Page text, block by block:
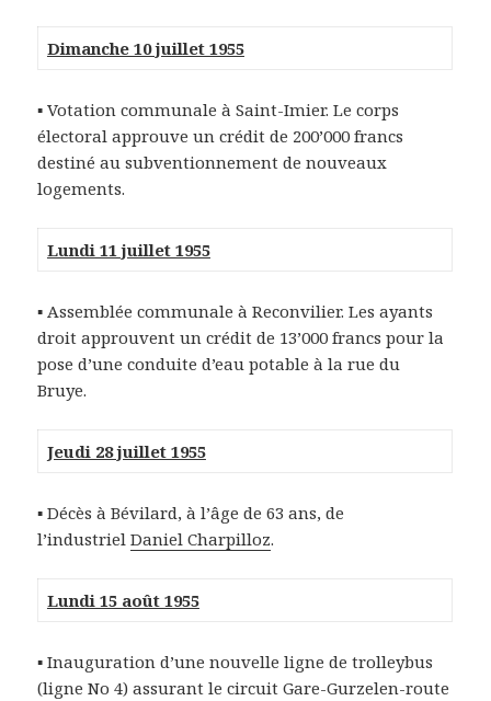
Dimanche 10 juillet 1955
▪ Votation communale à Saint-Imier. Le corps
électoral approuve un crédit de 200’000 francs
destiné au subventionnement de nouveaux
logements.
Lundi 11 juillet 1955
▪ Assemblée communale à Reconvilier. Les ayants
droit approuvent un crédit de 13’000 francs pour la
pose d’une conduite d’eau potable à la rue du
Bruye.
Jeudi 28 juillet 1955
▪ Décès à Bévilard, à l’âge de 63 ans, de
l’industrielDaniel Charpilloz.
Lundi 15 août 1955
▪ Inauguration d’une nouvelle ligne de trolleybus
(ligne No 4) assurant le circuit Gare-Gurzelen-route